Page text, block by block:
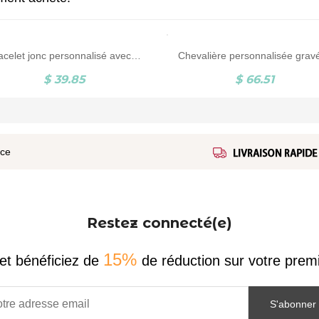
Bracelet jonc personnalisé avec coeur / pendentifs ronds
$ 39.85 $ 66.51
Restez connecté(e)
bénéficiez de 15% de réduction sur votre
S'abonner